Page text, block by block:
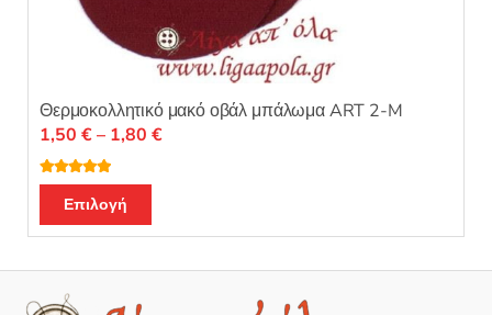
Θερμοκολλητικό μακό οβάλ μπάλωμα ART 2-M
Βαθμολογή
θηκε με5.00
από 5
1,50 €– 1,80 €Price
1,80 €
Επιλογή
το
έχει